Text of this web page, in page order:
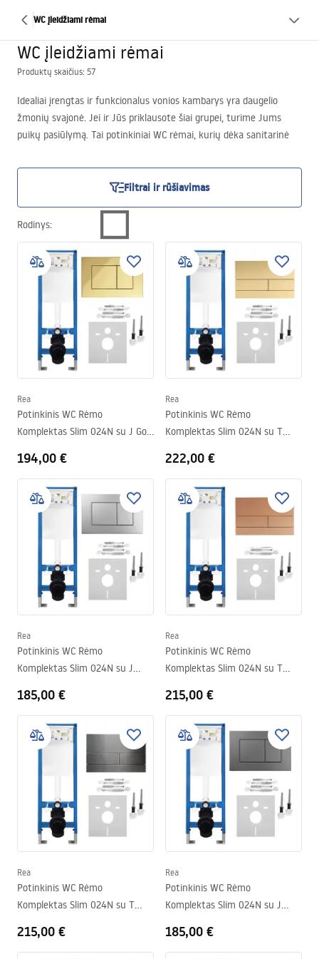
WC įleidžiami rėmai
WC įleidžiami rėmai
Produktų skaičius: 57
Idealiai įrengtas ir funkcionalus vonios kambarys yra daugelio
žmonių svajonė. Jei ir Jūs priklausote šiai grupei, turime Jums
puikų pasiūlymą. Tai potinkiniai WC rėmai, kurių dėka sanitarinė
leidžia paslėpti ne tik nuleidimo bakelį, bet ir visus jam vedančius
pajungimus. Parduotuvėje Rea įsigysite praktiškus ir funkcionalius
pakabinamus WC su rėmu. Čia rasite modelių, skirtų ne tik
klozetams, bet ir bide. Labai patogu įsigyti potinkinius WC,
parduodamus rinkiniais, sudarytais iš unitazo ir unitazo sėdynės,
prieinamų klasikinio arba su lėtu uždarymu varianto. Kiekvienas
potinkinis rėmas papildomai aprūpintas nuleidimo bakeliu ir
mygtukais jam valdyti, taip pat montavimui reikalingais priedais.
Filtrai ir rūšiavimas
Rodinys:
Rea
Potinkinis WC Rėmo
Komplektas Slim 024N su J Gold
194,00 €
Rea
Potinkinis WC Rėmo
Komplektas Slim 024N su T
222,00 €
Rea
Potinkinis WC Rėmo
Komplektas Slim 024N su J
185,00 €
Rea
Potinkinis WC Rėmo
Komplektas Slim 024N su T
215,00 €
Rea
Potinkinis WC Rėmo
Komplektas Slim 024N su T
215,00 €
Rea
Potinkinis WC Rėmo
Komplektas Slim 024N su J
185,00 €